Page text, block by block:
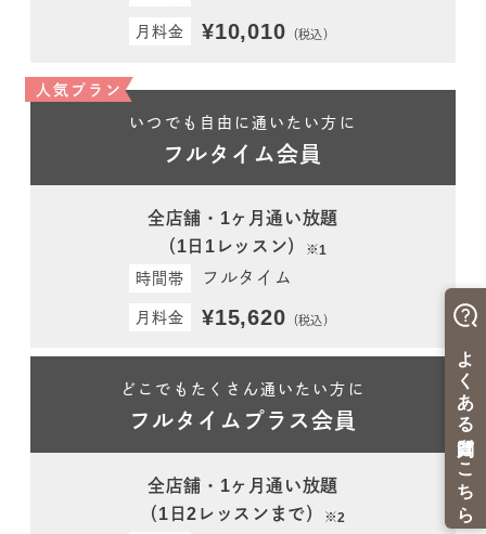
月料金 ¥10,010 （税込）
人気プラン
いつでも自由に通いたい方に
フルタイム会員
全店舗・1ヶ月通い放題
（1日1レッスン）
※1
時間帯 フルタイム
月料金 ¥15,620 （税込）
どこでもたくさん通いたい方に
フルタイムプラス会員
全店舗・1ヶ月通い放題
（1日2レッスンまで）
※2